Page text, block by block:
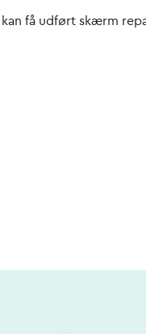
få udført skærm